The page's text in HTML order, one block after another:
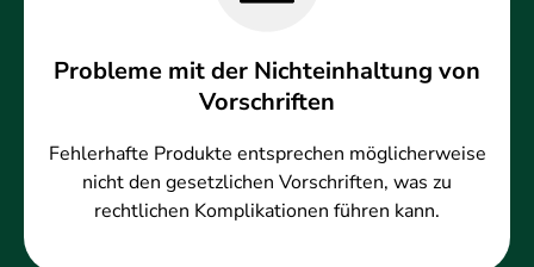
Probleme mit der Nichteinhaltung von
Vorschriften
Fehlerhafte Produkte entsprechen möglicherweise
nicht den gesetzlichen Vorschriften, was zu
rechtlichen Komplikationen führen kann.